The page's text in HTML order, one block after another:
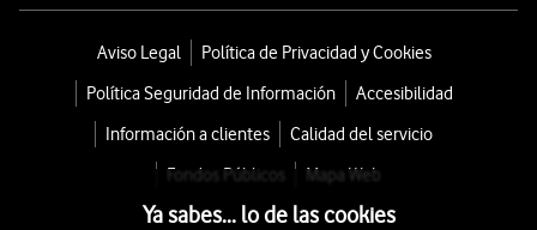
Aviso Legal
Política de Privacidad y Cookies
Política Seguridad de Información
Accesibilidad
Información a clientes
Calidad del servicio
Fondos Públicos
Mapa Web
Ya sabes... lo de las cookies